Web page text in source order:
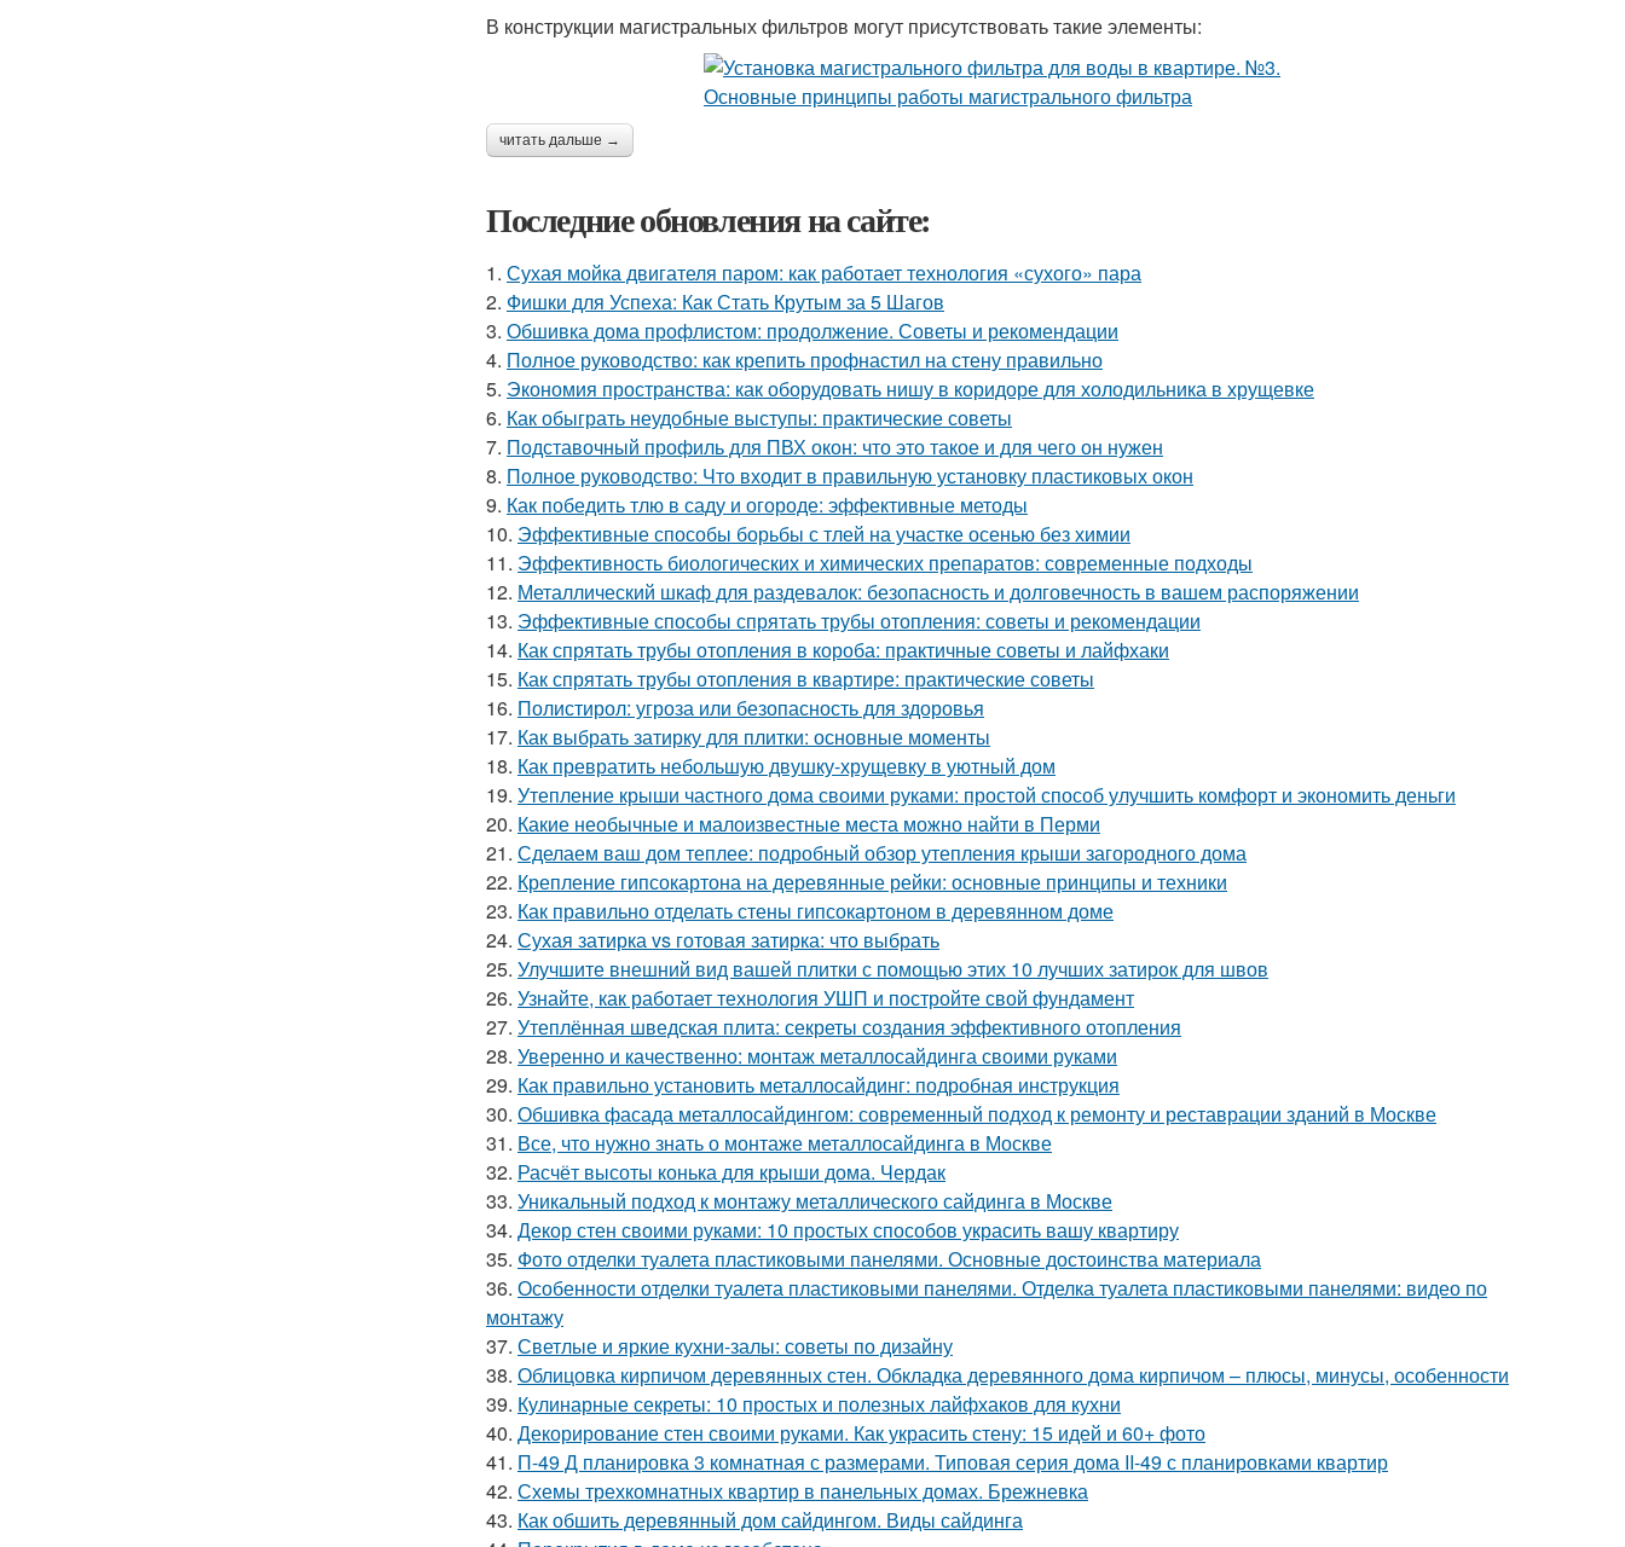
В конструкции магистральных фильтров могут присутствовать такие элементы:
читать дальше →
Последние обновления на сайте:
1. Сухая мойка двигателя паром: как работает технология «сухого» пара
2. Фишки для Успеха: Как Стать Крутым за 5 Шагов
3. Обшивка дома профлистом: продолжение. Советы и рекомендации
4. Полное руководство: как крепить профнастил на стену правильно
5. Экономия пространства: как оборудовать нишу в коридоре для холодильника в хрущевке
6. Как обыграть неудобные выступы: практические советы
7. Подставочный профиль для ПВХ окон: что это такое и для чего он нужен
8. Полное руководство: Что входит в правильную установку пластиковых окон
9. Как победить тлю в саду и огороде: эффективные методы
10. Эффективные способы борьбы с тлей на участке осенью без химии
11. Эффективность биологических и химических препаратов: современные подходы
12. Металлический шкаф для раздевалок: безопасность и долговечность в вашем распоряжении
13. Эффективные способы спрятать трубы отопления: советы и рекомендации
14. Как спрятать трубы отопления в короба: практичные советы и лайфхаки
15. Как спрятать трубы отопления в квартире: практические советы
16. Полистирол: угроза или безопасность для здоровья
17. Как выбрать затирку для плитки: основные моменты
18. Как превратить небольшую двушку-хрущевку в уютный дом
19. Утепление крыши частного дома своими руками: простой способ улучшить комфорт и экономить деньги
20. Какие необычные и малоизвестные места можно найти в Перми
21. Сделаем ваш дом теплее: подробный обзор утепления крыши загородного дома
22. Крепление гипсокартона на деревянные рейки: основные принципы и техники
23. Как правильно отделать стены гипсокартоном в деревянном доме
24. Сухая затирка vs готовая затирка: что выбрать
25. Улучшите внешний вид вашей плитки с помощью этих 10 лучших затирок для швов
26. Узнайте, как работает технология УШП и постройте свой фундамент
27. Утеплённая шведская плита: секреты создания эффективного отопления
28. Уверенно и качественно: монтаж металлосайдинга своими руками
29. Как правильно установить металлосайдинг: подробная инструкция
30. Обшивка фасада металлосайдингом: современный подход к ремонту и реставрации зданий в Москве
31. Все, что нужно знать о монтаже металлосайдинга в Москве
32. Расчёт высоты конька для крыши дома. Чердак
33. Уникальный подход к монтажу металлического сайдинга в Москве
34. Декор стен своими руками: 10 простых способов украсить вашу квартиру
35. Фото отделки туалета пластиковыми панелями. Основные достоинства материала
36. Особенности отделки туалета пластиковыми панелями. Отделка туалета пластиковыми панелями: видео по
монтажу
37. Светлые и яркие кухни-залы: советы по дизайну
38. Облицовка кирпичом деревянных стен. Обкладка деревянного дома кирпичом – плюсы, минусы, особенности
39. Кулинарные секреты: 10 простых и полезных лайфхаков для кухни
40. Декорирование стен своими руками. Как украсить стену: 15 идей и 60+ фото
41. П-49 Д планировка 3 комнатная с размерами. Типовая серия дома II-49 с планировками квартир
42. Схемы трехкомнатных квартир в панельных домах. Брежневка
43. Как обшить деревянный дом сайдингом. Виды сайдинга